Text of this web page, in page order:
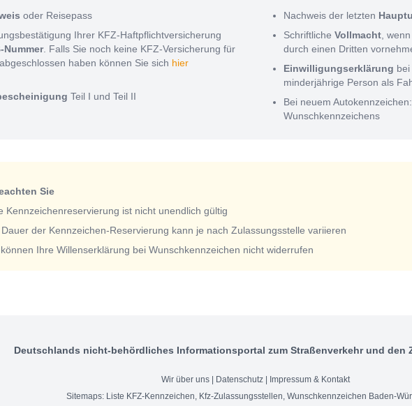
oder Reisepass
Ihrer KFZ-Haftpflichtversicherung
Nummer. Falls Sie noch keine KFZ-Versicherung für
haben können Sie sich hier
Teil I und Teil II
Nachweis der letzten
Schriftliche Vollmacht ,
durch einen Dritten
Einwilligungserklärung
minderjährige Person als
Bei neuem
Wunschkennzeichens
Sie
Kennzeichenreservierung ist nicht unendlich gültig
Dauer der Kennzeichen-Reservierung kann je nach Zulassungsstelle variieren
Ihre Willenserklärung bei Wunschkennzeichen nicht widerrufen
Deutschlands nicht-behördliches Informationsportal zum Straßenverkehr und den
Wir über uns Datenschutz
Impressum & Kontakt
Sitemaps: Liste KFZ-Kennzeichen, Kfz-Zulassungsstellen, Wunschkennzeichen Baden-